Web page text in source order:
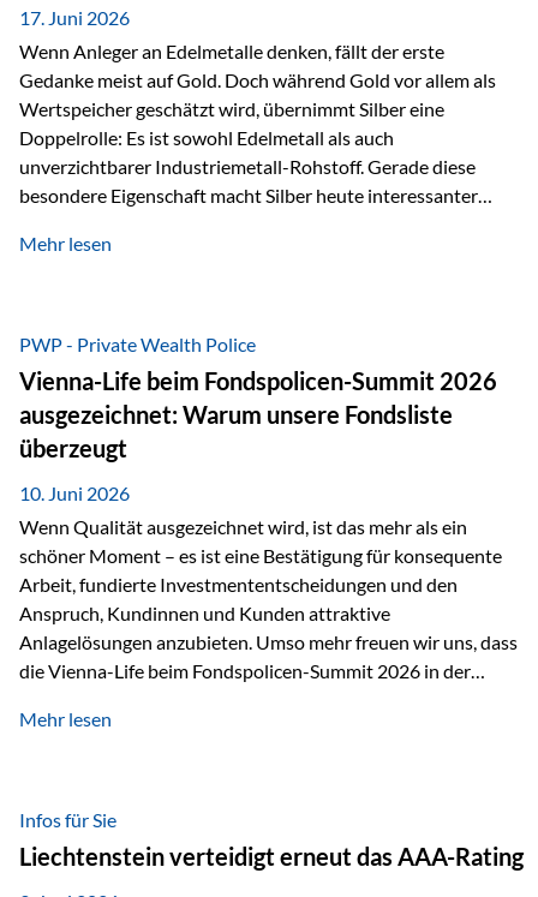
Anlageentscheidungen zu treffen. Fondsmanager
analysieren Unternehmen,…
17. Juni 2026
Wenn Anleger an Edelmetalle denken, fällt der erste
Gedanke meist auf Gold. Doch während Gold vor allem als
Wertspeicher geschätzt wird, übernimmt Silber eine
Doppelrolle: Es ist sowohl Edelmetall als auch
unverzichtbarer Industriemetall-Rohstoff. Gerade diese
besondere Eigenschaft macht Silber heute interessanter
elektrischer – und genau dort spielt Silber eine
Leitfähigkeit aller Metalle. Diese Eigenschaft macht es für
zahlreiche Zukunftstechnologien praktisch unverzichtbar.
Silber findet sich unter anderem in: Solarmodulen
Elektrofahrzeugen Halbleitern Smartphones und Tablets…
Mehr lesen
PWP - Private Wealth Police
Vienna-Life beim Fondspolicen-Summit 2026
ausgezeichnet: Warum unsere Fondsliste
überzeugt
10. Juni 2026
Wenn Qualität ausgezeichnet wird, ist das mehr als ein
schöner Moment – es ist eine Bestätigung für konsequente
Arbeit, fundierte Investmententscheidungen und den
Anspruch, Kundinnen und Kunden attraktive
Anlagelösungen anzubieten. Umso mehr freuen wir uns, dass
die Vienna-Life beim Fondspolicen-Summit 2026 in der
dieser Ehrung ist der renommierte Fondspolicenreport der
analysiert und verglichen wurden. Das Ergebnis: Die ETF-
Auswahl der Vienna-Life zählt zu den drei besten Angeboten
am Markt. Für uns ist diese Auszeichnung eine Bestätigung
Mehr lesen
Infos für Sie
Liechtenstein verteidigt erneut das AAA-Rating